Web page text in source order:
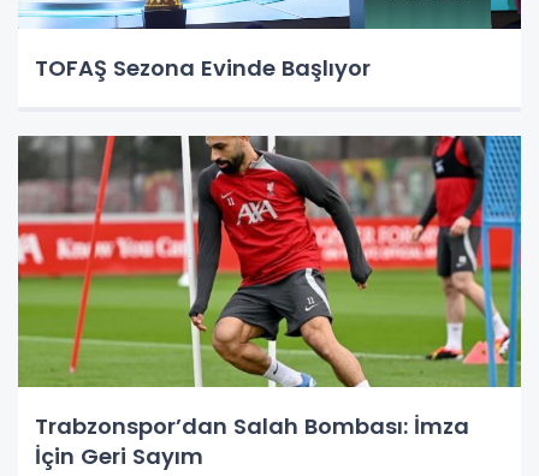
TOFAŞ Sezona Evinde Başlıyor
Trabzonspor’dan Salah Bombası: İmza
İçin Geri Sayım